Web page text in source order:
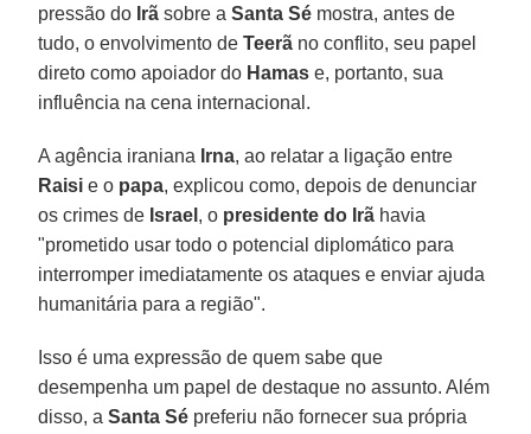
pressão do Irã sobre aSanta Sé mostra, antes de
tudo, o envolvimento deTeerã no conflito, seu papel
direto como apoiador do Hamas e, portanto, sua
influência na cena internacional.
A agência iraniana Irna, ao relatar a ligação entre
Raisi e o papa, explicou como, depois de denunciar
os crimes de Israel , o presidente do Irã havia
"prometido usar todo o potencial diplomático para
interromper imediatamente os ataques e enviar ajuda
humanitária para a região".
Isso é uma expressão de quem sabe que
desempenha um papel de destaque no assunto. Além
disso, aSanta Sé preferiu não fornecer sua própria